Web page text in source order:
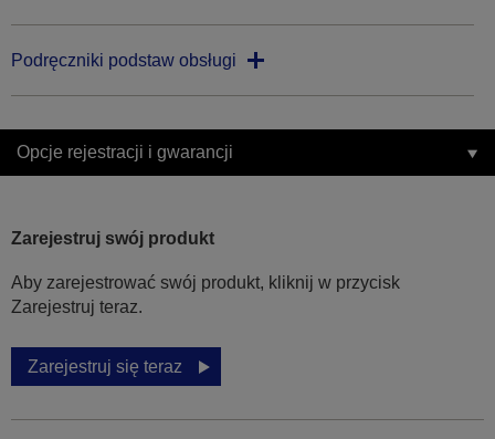
Podręczniki podstaw obsługi
Opcje rejestracji i gwarancji
Zarejestruj swój produkt
Aby zarejestrować swój produkt, kliknij w przycisk
Zarejestruj teraz.
Zarejestruj się teraz